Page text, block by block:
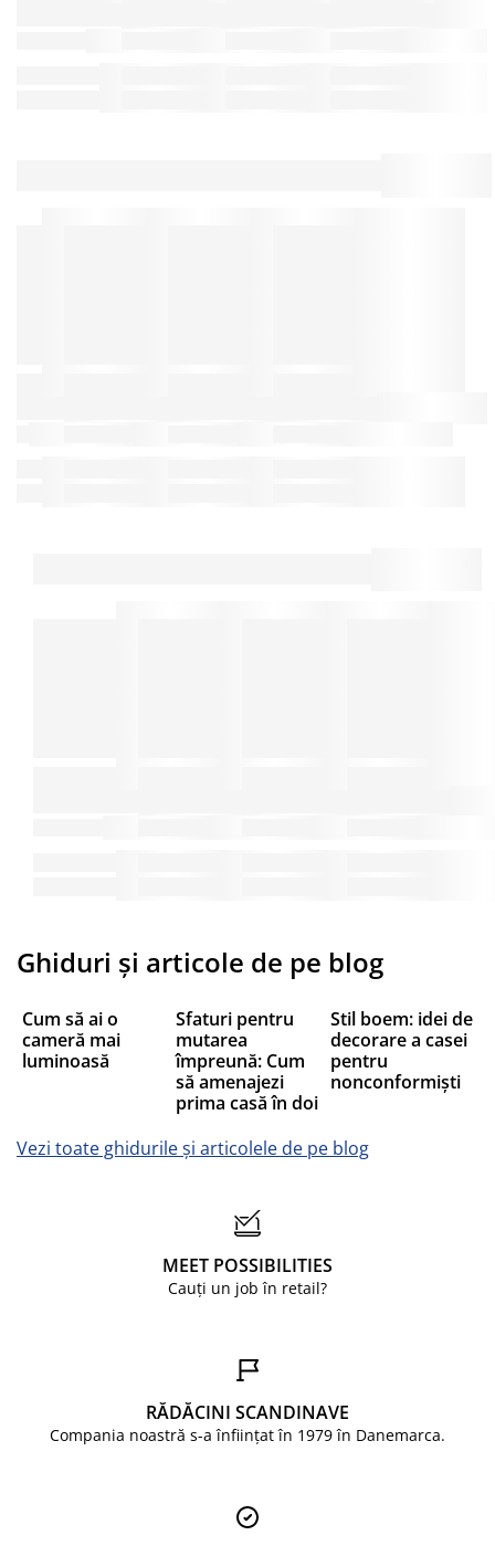
Ghiduri și articole de pe blog
Cum să ai o
cameră mai
luminoasă
Sfaturi pentru
mutarea
împreună: Cum
să amenajezi
prima casă în doi
Stil boem: idei de
decorare a casei
pentru
nonconformiști
Vezi toate ghidurile și articolele de pe blog
MEET POSSIBILITIES
Cauți un job în retail?
RĂDĂCINI SCANDINAVE
Compania noastră s-a înființat în 1979 în Danemarca.